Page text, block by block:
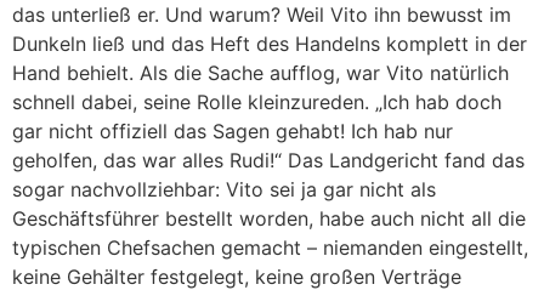
das unterließ er. Und warum? Weil Vito ihn bewusst im
Dunkeln ließ und das Heft des Handelns komplett in der
Hand behielt. Als die Sache aufflog, war Vito natürlich
schnell dabei, seine Rolle kleinzureden. „Ich hab doch
gar nicht offiziell das Sagen gehabt! Ich hab nur
geholfen, das war alles Rudi!“ Das Landgericht fand das
sogar nachvollziehbar: Vito sei ja gar nicht als
Geschäftsführer bestellt worden, habe auch nicht all die
typischen Chefsachen gemacht – niemanden eingestellt,
keine Gehälter festgelegt, keine großen Verträge